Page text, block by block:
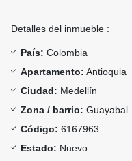
Detalles del inmueble :
País: Colombia
Apartamento: Antioquia
Ciudad: Medellín
Zona / barrio: Guayabal
Código: 6167963
Estado: Nuevo